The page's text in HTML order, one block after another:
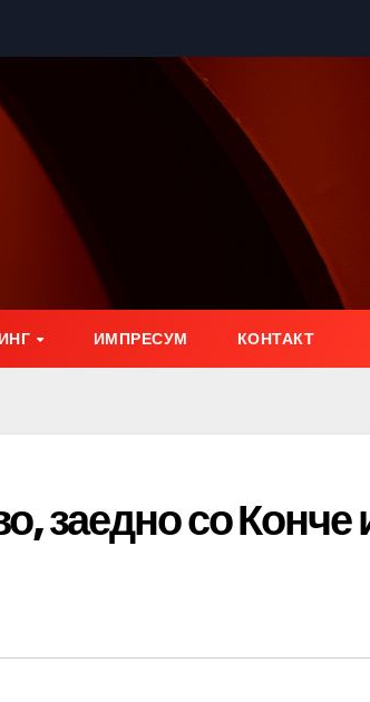
ИМПРЕСУМ КОНТАКТ
заедно со Конче